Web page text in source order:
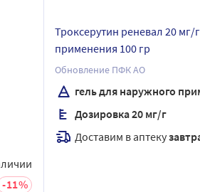
11
Троксерутин реневал 20 мг/
применения 100 гр
Обновление ПФК АО
гель для наружного
Дозировка 20 мг/г
Доставим в аптеку